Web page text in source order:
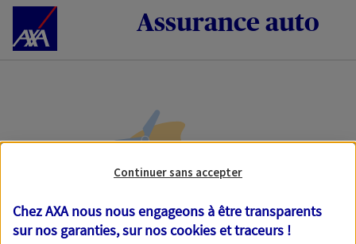
Accéder au Contenu Assurance auto
Veuillez patienter, nous
Continuer sans accepter
Chez AXA nous nous engageons à être transparents
sur nos garanties, sur noscookies et traceurs !